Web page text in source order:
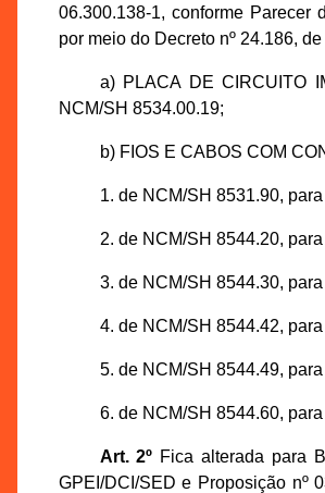
06.300.138-1, conforme Parecer
por meio do Decreto nº 24.186,
a) PLACA DE CIRCUITO
NCM/SH 8534.00.19;
b) FIOS E CABOS COM
1. de NCM/SH 8531.90,
2. de NCM/SH 8544.20,
3. de NCM/SH 8544.30,
4. de NCM/SH 8544.42,
5. de NCM/SH 8544.49,
6. de NCM/SH 8544.60,
Art. 2º Fica alterada para
GPEI/DCI/SED e Proposição nº